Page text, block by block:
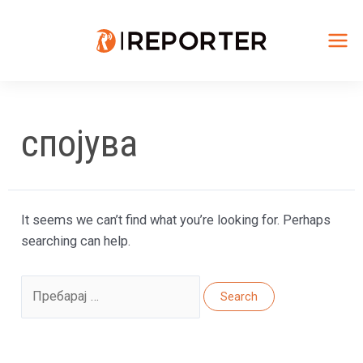
спојува
It seems we can’t find what you’re looking for. Perhaps
searching can help.